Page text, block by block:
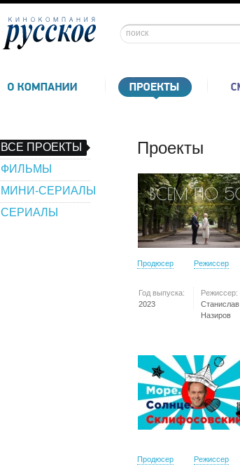
ВСЕ ПРОЕКТЫ
ФИЛЬМЫ
МИНИ-СЕРИАЛЫ
СЕРИАЛЫ
Проекты
Продюсер Режиссер
Год выпуска:
2023
Режиссер:
Станислав
Назиров
Продюсер Режиссер